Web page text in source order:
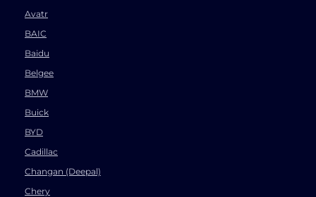
Avatr
BAIC
Baidu
Belgee
BMW
Buick
BYD
Cadillac
Changan (Deepal)
Chery